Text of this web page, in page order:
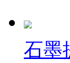
石墨